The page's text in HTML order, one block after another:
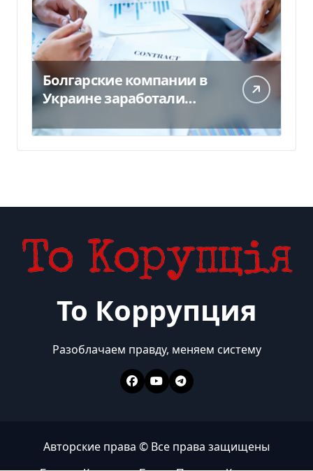
Болгарские компании в
Украине заработали
кто в лидерах
То Коррупция
Разоблачаем правду, меняем систему
Авторские права © Все права защищены